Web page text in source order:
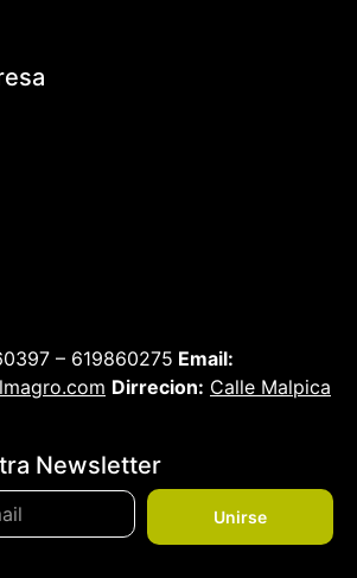
– 619860275 Email:
Dirrecion: Calle Malpica
Newsletter
Unirse